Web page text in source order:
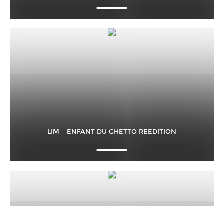
LIM – ENFANT DU GHETTO REEDITION